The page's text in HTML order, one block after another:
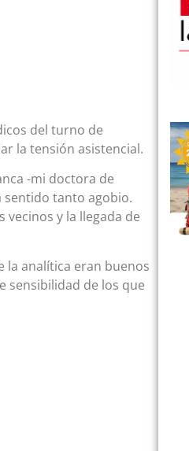
del turno de
la tensión asistencial.
-mi doctora de
sentido tanto agobio.
y la llegada de
la analítica eran buenos
sensibilidad de los que